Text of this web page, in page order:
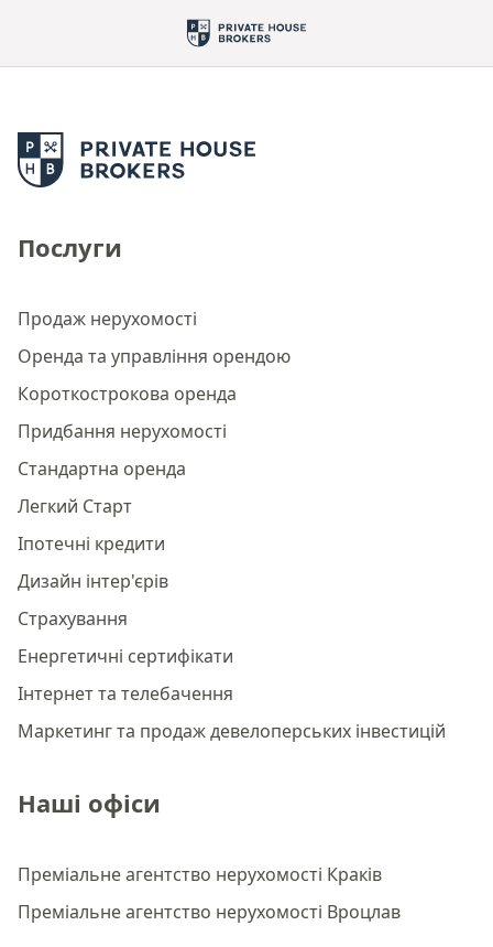
Послуги
Продаж нерухомості
Оренда та управління орендою
Короткострокова оренда
Придбання нерухомості
Стандартна оренда
Легкий Старт
Іпотечні кредити
Дизайн інтер'єрів
Страхування
Енергетичні сертифікати
Інтернет та телебачення
Маркетинг та продаж девелоперських інвестицій
Наші офіси
Преміальне агентство нерухомості Краків
Преміальне агентство нерухомості Вроцлав